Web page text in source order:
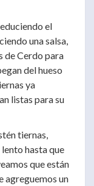
el
una salsa,
de Cerdo para
del hueso
ya
listas para su
tiernas,
hasta que
que están
agreguemos un